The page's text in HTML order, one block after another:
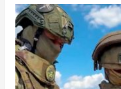
5
Fakta
Kehancuran
Pangkalan
Militer
AS
di
7
Arab
Akibat
Serangan